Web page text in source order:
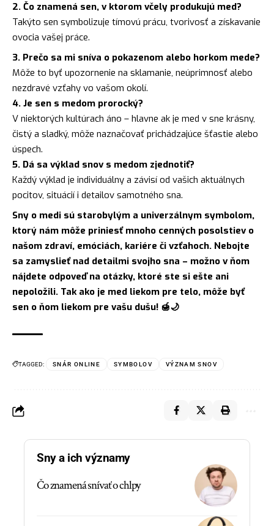
2. Čo znamená sen, v ktorom včely produkujú med?
Takýto sen symbolizuje tímovú prácu, tvorivosť a získavanie
ovocia vašej práce.
3. Prečo sa mi sníva o pokazenom alebo horkom mede?
Môže to byť upozornenie na sklamanie, neúprimnosť alebo
nezdravé vzťahy vo vašom okolí.
4. Je sen s medom prorocký?
V niektorých kultúrach áno – hlavne ak je med v sne krásny,
čistý a sladký, môže naznačovať prichádzajúce šťastie alebo
úspech.
5. Dá sa výklad snov s medom zjednotiť?
Každý výklad je individuálny a závisí od vašich aktuálnych
pocitov, situácií i detailov samotného sna.
Sny o medi sú starobylým a univerzálnym symbolom,
ktorý nám môže priniesť mnoho cenných posolstiev o
našom zdraví, emóciách, kariére či vzťahoch. Nebojte
sa zamyslieť nad detailmi svojho sna – možno v ňom
nájdete odpoveď na otázky, ktoré ste si ešte ani
nepoložili. Tak ako je med liekom pre telo, môže byť
sen o ňom liekom pre vašu dušu! 🍯🌙
TAGGED: SNÁR ONLINE SYMBOLOV VÝZNAM SNOV
Sny a ich významy
Čo znamená snívať o chlpy